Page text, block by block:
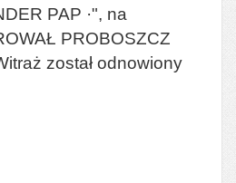
PAP ·", na
PROBOSZCZ
został odnowiony